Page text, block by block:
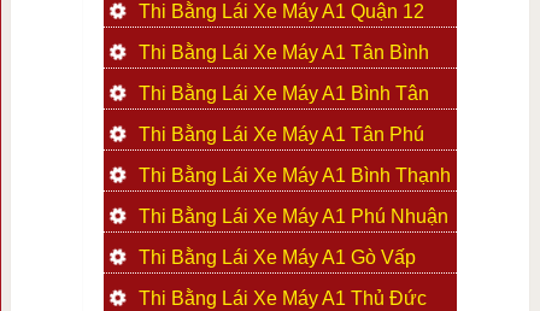
Thi Bằng Lái Xe Máy A1 Quận 12
Thi Bằng Lái Xe Máy A1 Tân Bình
Thi Bằng Lái Xe Máy A1 Bình Tân
Thi Bằng Lái Xe Máy A1 Tân Phú
Thi Bằng Lái Xe Máy A1 Bình Thạnh
Thi Bằng Lái Xe Máy A1 Phú Nhuận
Thi Bằng Lái Xe Máy A1 Gò Vấp
Thi Bằng Lái Xe Máy A1 Thủ Đức